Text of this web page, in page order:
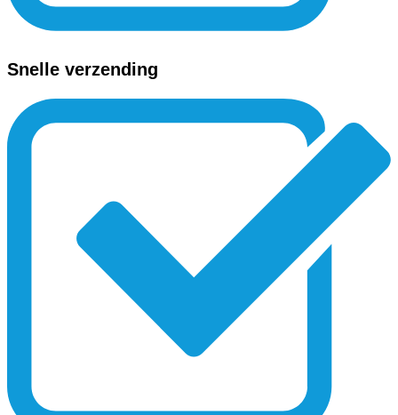
Snelle verzending